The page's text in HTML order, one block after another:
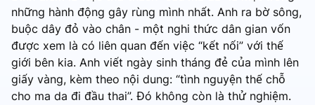
những hành động gây rùng mình nhất. Anh ra bờ sông,
buộc dây đỏ vào chân - một nghi thức dân gian vốn
được xem là có liên quan đến việc “kết nối” với thế
giới bên kia. Anh viết ngày sinh tháng đẻ của mình lên
giấy vàng, kèm theo nội dung: “tình nguyện thế chỗ
cho ma da đi đầu thai”. Đó không còn là thử nghiệm.